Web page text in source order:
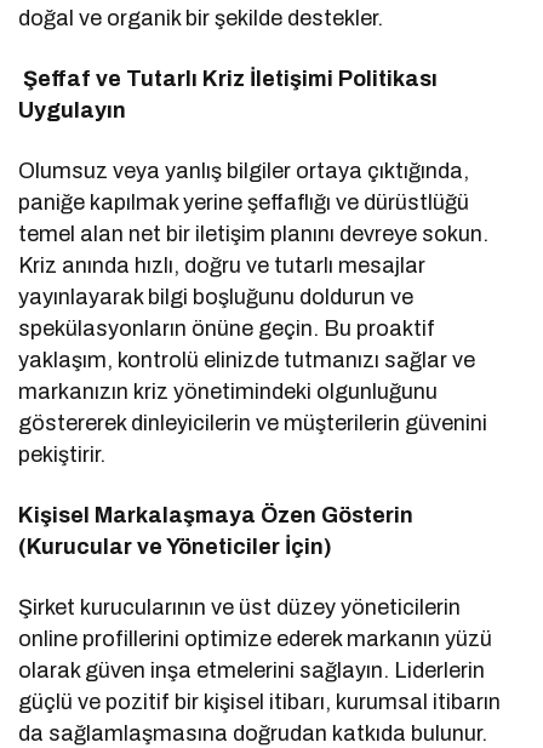
doğal ve organik bir şekilde destekler.
Şeffaf ve Tutarlı Kriz İletişimi Politikası
Uygulayın
Olumsuz veya yanlış bilgiler ortaya çıktığında,
paniğe kapılmak yerine şeffaflığı ve dürüstlüğü
temel alan net bir iletişim planını devreye sokun.
Kriz anında hızlı, doğru ve tutarlı mesajlar
yayınlayarak bilgi boşluğunu doldurun ve
spekülasyonların önüne geçin. Bu proaktif
yaklaşım, kontrolü elinizde tutmanızı sağlar ve
markanızın kriz yönetimindeki olgunluğunu
göstererek dinleyicilerin ve müşterilerin güvenini
pekiştirir.
Kişisel Markalaşmaya Özen Gösterin
(Kurucular ve Yöneticiler İçin)
Şirket kurucularının ve üst düzey yöneticilerin
online profillerini optimize ederek markanın yüzü
olarak güven inşa etmelerini sağlayın. Liderlerin
güçlü ve pozitif bir kişisel itibarı, kurumsal itibarın
da sağlamlaşmasına doğrudan katkıda bulunur.